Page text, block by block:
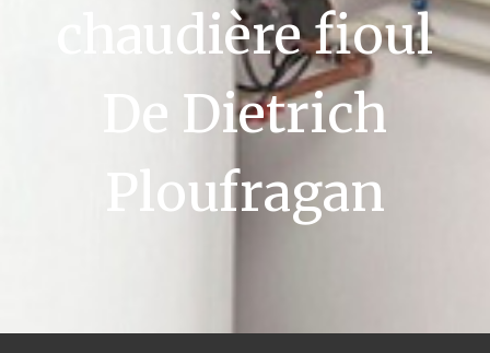
chaudière fioul
De Dietrich
Ploufragan